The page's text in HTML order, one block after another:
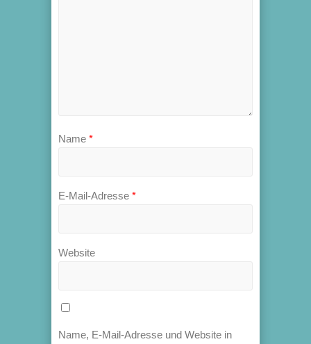
Name *
E-Mail-Adresse *
Website
Name, E-Mail-Adresse und Website in